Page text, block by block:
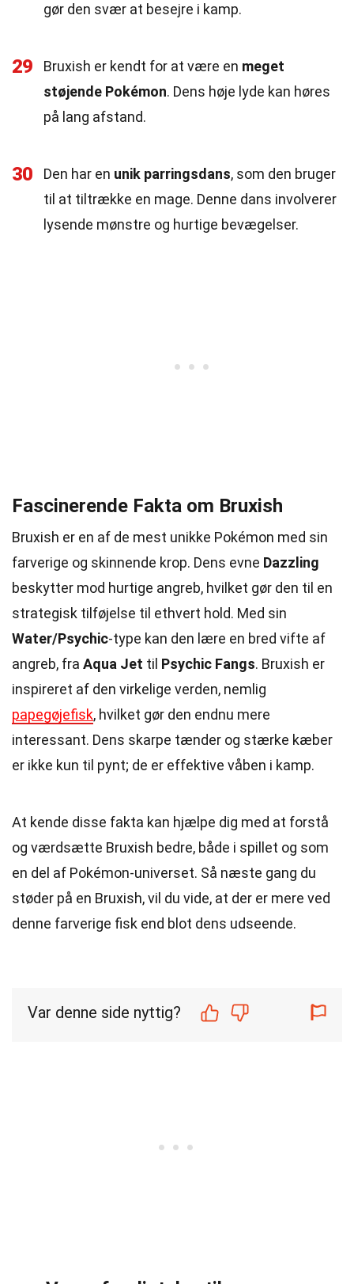
gør den svær at besejre i kamp.
29 Bruxish er kendt for at være en meget
støjende Pokémon. Dens høje lyde kan høres
på lang afstand.
30 Den har en unik parringsdans, som den bruger
til at tiltrække en mage. Denne dans involverer
lysende mønstre og hurtige bevægelser.
Fascinerende Fakta om Bruxish
Bruxish er en af de mest unikke Pokémon med sin
farverige og skinnende krop. Dens evne Dazzling
beskytter mod hurtige angreb, hvilket gør den til en
strategisk tilføjelse til ethvert hold. Med sin
Water/Psychic-type kan den lære en bred vifte af
angreb, fra Aqua Jet til Psychic Fangs. Bruxish er
inspireret af den virkelige verden, nemlig
papegøjefisk, hvilket gør den endnu mere
interessant. Dens skarpe tænder og stærke kæber
er ikke kun til pynt; de er effektive våben i kamp.
At kende disse fakta kan hjælpe dig med at forstå
og værdsætte Bruxish bedre, både i spillet og som
en del af Pokémon-universet. Så næste gang du
støder på en Bruxish, vil du vide, at der er mere ved
denne farverige fisk end blot dens udseende.
Var denne side nyttig?